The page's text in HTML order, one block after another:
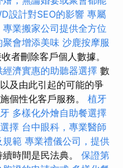
設計對SEO的影響 專屬
業搬家公司提供全方位
會增添美味 沙鹿按摩服
者刪除客戶個人數據。
濟實惠的助聽器選擇 數
及由此引起的可能的爭
個性化客戶服務。 植牙
多樣化外燴自助餐選擇
擇 台中眼科，專業醫師
規範 專業禮儀公司，提供
時間是民法典。 保證第